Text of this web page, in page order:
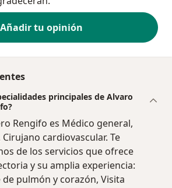
Añadir tu opinión
principales de Alvaro
Rengifo es Médico general,
cardiovascular. Te
de los servicios que ofrece
y su amplia experiencia:
de pulmón y corazón, Visita